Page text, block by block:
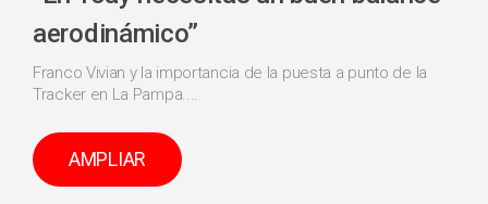
aerodinámico”
Franco Vivian y la importancia de la puesta a punto de la
Tracker en La Pampa....
AMPLIAR